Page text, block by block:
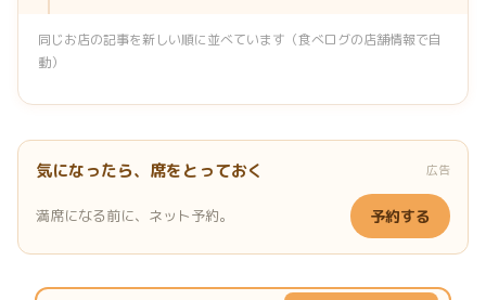
同じお店の記事を新しい順に並べています（食べログの店舗情報で自
動）
気になったら、席をとっておく 広告
満席になる前に、ネット予約。 予約する